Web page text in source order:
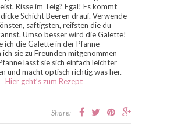
Risse im Teig? Egal! Es kommt
Schicht Beeren drauf. Verwende
saftigsten, reifsten die du
Umso besser wird die Galette!
ich die Galette in der Pfanne
ich sie zu Freunden mitgenommen
lässt sie sich einfach leichter
und macht optisch richtig was her.
Hier geht’s zum Rezept
Share: